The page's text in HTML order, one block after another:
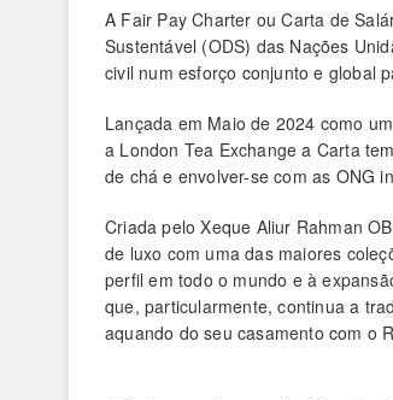
A Fair Pay Charter ou Carta de
Sustentável (ODS) das Nações
civil num esforço conjunto e global
Lançada em Maio de 2024 como
a London Tea Exchange a Carta
de chá e envolver-se com as ONG
Criada pelo Xeque Aliur Rahman
de luxo com uma das maiores
perfil em todo o mundo e à
que, particularmente, continua a
aquando do seu casamento com o